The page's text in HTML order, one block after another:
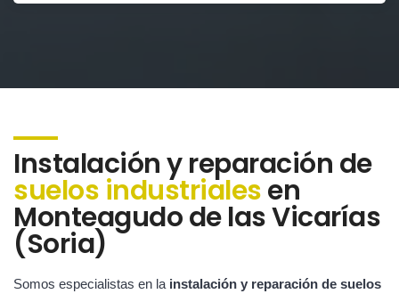
Instalación y reparación de
suelos industrialesen
Monteagudo de las Vicarías
(Soria)
Somos especialistas en la instalación y reparación de suelos